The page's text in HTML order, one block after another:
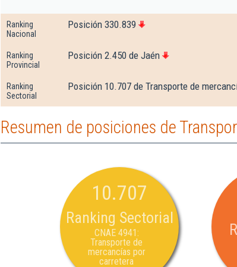
Ranking
Nacional
Posición 330.839
Ranking
Provincial
Posición 2.450 de Jaén
Ranking
Sectorial
Posición 10.707 de Transporte de
Resumen de posiciones de
10.707
Ranking Sectorial
CNAE 4941:
Transporte de
mercancías por
carretera